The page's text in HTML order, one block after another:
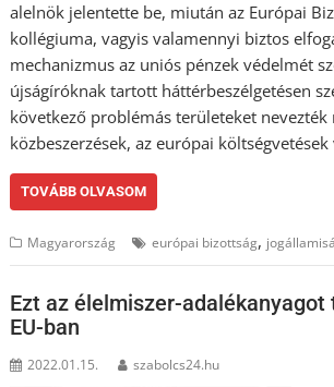
alelnök jelentette be, miután az Európai
kollégiuma, vagyis valamennyi biztos
mechanizmus az uniós pénzek védelmét
újságíróknak tartott háttérbeszélgetésen
következő problémás területeket nevezték
közbeszerzések, az európai
TOVÁBB OLVASOM
Magyarország európai bizottság,
Ezt az élelmiszer-
EU-ban
2022.01.15. szabolcs24.hu